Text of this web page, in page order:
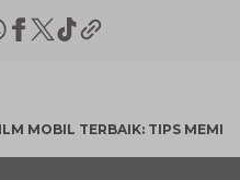
MOBIL TERBAIK: TIPS